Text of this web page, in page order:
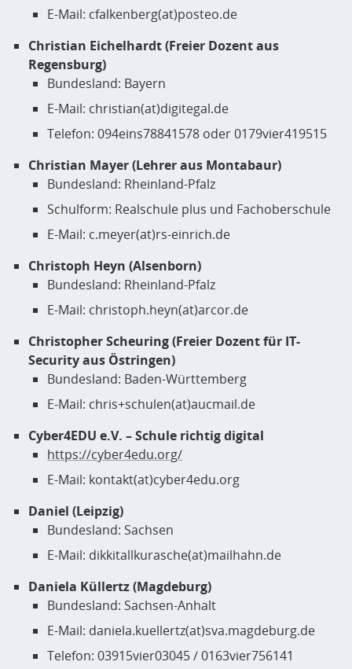
E-Mail: cfalkenberg(at)posteo.de
Christian Eichelhardt (Freier Dozent aus
Regensburg)
Bundesland: Bayern
E-Mail: christian(at)digitegal.de
Telefon: 094eins78841578 oder 0179vier419515
Christian Mayer (Lehrer aus Montabaur)
Bundesland: Rheinland-Pfalz
Schulform: Realschule plus und Fachoberschule
E-Mail: c.meyer(at)rs-einrich.de
Christoph Heyn (Alsenborn)
Bundesland: Rheinland-Pfalz
E-Mail: christoph.heyn(at)arcor.de
Christopher Scheuring (Freier Dozent für IT-
Security aus Östringen)
Bundesland: Baden-Württemberg
E-Mail: chris+schulen(at)aucmail.de
Cyber4EDU e.V. – Schule richtig digital
https://cyber4edu.org/
E-Mail: kontakt(at)cyber4edu.org
Daniel (Leipzig)
Bundesland: Sachsen
E-Mail: dikkitallkurasche(at)mailhahn.de
Daniela Küllertz (Magdeburg)
Bundesland: Sachsen-Anhalt
E-Mail: daniela.kuellertz(at)sva.magdeburg.de
Telefon: 03915vier03045 / 0163vier756141